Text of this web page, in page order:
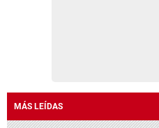
MÁS LEÍDAS